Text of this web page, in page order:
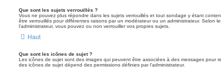
Que sont les sujets verrouillés ?
Vous ne pouvez plus répondre dans les sujets verrouillés et tout sondage y étant
être verrouillés pour différentes raisons par un modérateur ou un administrateur. Selon
l’administrateur, vous pouvez ou non verrouiller vos propres sujets.
Haut
Que sont les icônes de sujet ?
Les icônes de sujet sont des images qui peuvent être associées à des messages pour
des icônes de sujet dépend des permissions définies par l’administrateur.